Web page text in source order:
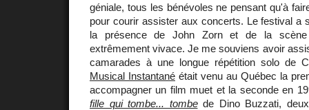
géniale, tous les bénévoles ne pensant qu'à
pour courir assister aux concerts. Le festival a
la présence de John Zorn et de la scène
extrêmement vivace. Je me souviens avoir
camarades à une longue répétition solo de
Musical Instantané était venu au Québec la
accompagner un film muet et la seconde en
fille qui tombe... tombede Dino Buzzati,